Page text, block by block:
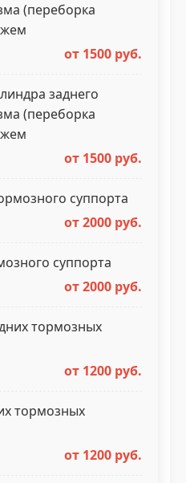
(переборка
от 1500 руб.
заднего
(переборка
от 1500 руб.
суппорта
от 2000 руб.
суппорта
от 2000 руб.
тормозных
от 1200 руб.
тормозных
от 1200 руб.